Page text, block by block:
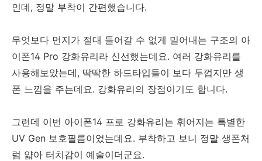
인데, 정말 부착이 간편했습니다.
무엇보다 먼지가 절대 들어갈 수 없게 밀어내는 구조의 아
이폰14 Pro 강화유리라 신선했는데요. 여러 강화유리를
사용해보았는데, 딱딱한 하드타입들이 보다 두껍지만 생
폰 느낌을 주는데요. 강화유리의 장점이기도 합니다.
그런데 이번 아이폰14 프로 강화유리는 휘어지는 특별한
UV Gen 보호필름이었는데요. 부착하고 보니 정말 생폰처
럼 얇아 터치감이 예술이더군요.